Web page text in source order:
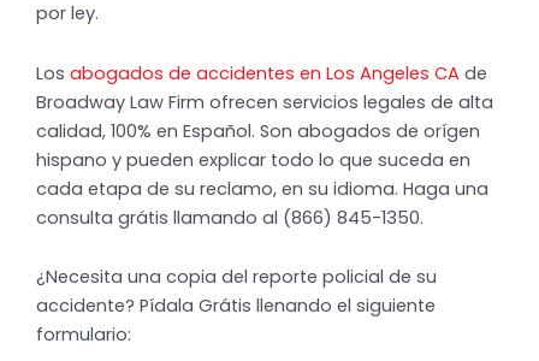
por ley.
Los abogados de accidentes en Los Angeles CA de
Broadway Law Firm ofrecen servicios legales de alta
calidad, 100% en Español. Son abogados de orígen
hispano y pueden explicar todo lo que suceda en
cada etapa de su reclamo, en su idioma. Haga una
consulta grátis llamando al (866) 845-1350.
¿Necesita una copia del reporte policial de su
accidente? Pídala Grátis llenando el siguiente
formulario: